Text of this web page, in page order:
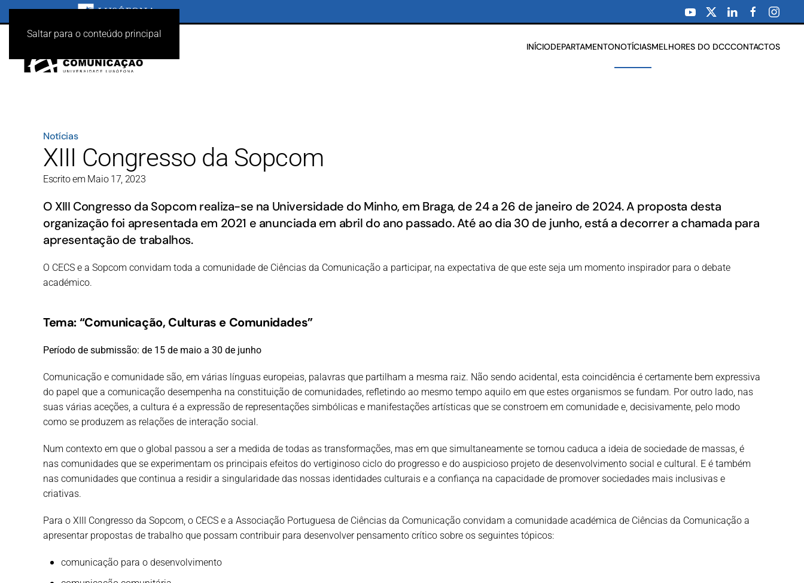
Saltar para o conteúdo principal
INÍCIODEPARTAMENTONOTÍCIASMELHORES DO DCCCONTACTOS
Notícias
XIII Congresso da Sopcom
Escrito em Maio 17, 2023
O XIII Congresso da Sopcom realiza-se na Universidade do Minho, em Braga, de 24 a 26 de janeiro de 2024. A proposta desta
organização foi apresentada em 2021 e anunciada em abril do ano passado. Até ao dia 30 de junho, está a decorrer a chamada para
apresentação de trabalhos.
O CECS e a Sopcom convidam toda a comunidade de Ciências da Comunicação a participar, na expectativa de que este seja um momento inspirador para o debate
académico.
Tema: “Comunicação, Culturas e Comunidades”
Período de submissão: de 15 de maio a 30 de junho
Comunicação e comunidade são, em várias línguas europeias, palavras que partilham a mesma raiz. Não sendo acidental, esta coincidência é certamente bem expressiva
do papel que a comunicação desempenha na constituição de comunidades, refletindo ao mesmo tempo aquilo em que estes organismos se fundam. Por outro lado, nas
suas várias aceções, a cultura é a expressão de representações simbólicas e manifestações artísticas que se constroem em comunidade e, decisivamente, pelo modo
como se produzem as relações de interação social.
Num contexto em que o global passou a ser a medida de todas as transformações, mas em que simultaneamente se tornou caduca a ideia de sociedade de massas, é
nas comunidades que se experimentam os principais efeitos do vertiginoso ciclo do progresso e do auspicioso projeto de desenvolvimento social e cultural. E é também
nas comunidades que continua a residir a singularidade das nossas identidades culturais e a confiança na capacidade de promover sociedades mais inclusivas e
criativas.
Para o XIII Congresso da Sopcom, o CECS e a Associação Portuguesa de Ciências da Comunicação convidam a comunidade académica de Ciências da Comunicação a
apresentar propostas de trabalho que possam contribuir para desenvolver pensamento crítico sobre os seguintes tópicos:
comunicação para o desenvolvimento